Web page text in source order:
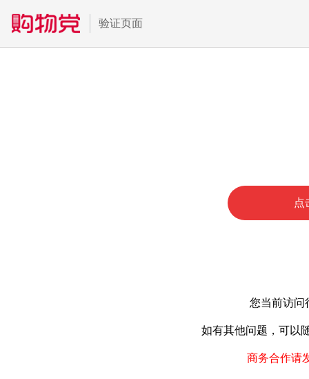
验证页面
点
您当前访问
如有其他问题，可以
商务合作请